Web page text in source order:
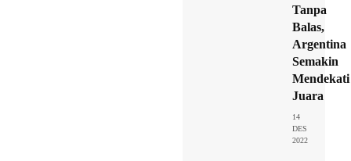
Tanpa
Balas,
Argentina
Semakin
Mendekati
Juara
14
DES
2022